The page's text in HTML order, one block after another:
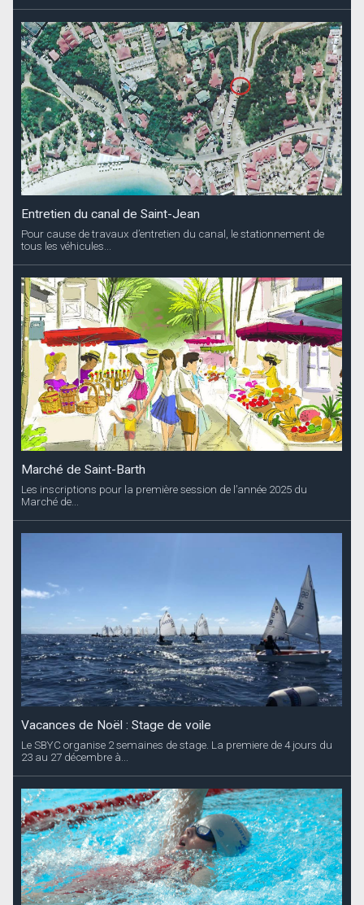
Entretien du canal de Saint-Jean
Pour cause de travaux d’entretien du canal, le stationnement de
tous les véhicules...
Marché de Saint-Barth
Les inscriptions pour la première session de l’année 2025 du
Marché de...
Vacances de Noël : Stage de voile
Le SBYC organise 2 semaines de stage. La premiere de 4 jours du
23 au 27 décembre à...